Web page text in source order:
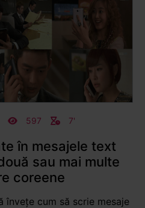
597 7'
în mesajele text
sau mai multe
coreene
învețe cum să scrie mesaje